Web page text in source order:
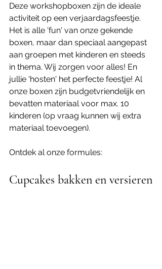
Deze workshopboxen zijn de ideale
activiteit op een verjaardagsfeestje.
Het is alle 'fun' van onze gekende
boxen, maar dan speciaal aangepast
aan groepen met kinderen en steeds
in thema. Wij zorgen voor alles! En
jullie 'hosten' het perfecte feestje! Al
onze boxen zijn budgetvriendelijk en
bevatten materiaal voor max. 10
kinderen (op vraag kunnen wij extra
materiaal toevoegen).
Ontdek al onze formules:
Cupcakes bakken en versieren